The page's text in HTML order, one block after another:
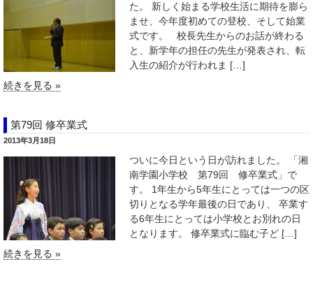
た。 新しく始まる学校生活に期待を膨ら
ませ、今年度初めての登校、そして始業
式です。 校長先生からのお話が終わる
と、新学年の担任の先生が発表され、転
入生の紹介が行われま […]
続きを見る »
第79回 修卒業式
2013年3月18日
ついに今日という日が訪れました。 「湘
南学園小学校 第79回 修卒業式」で
す。 1年生から5年生にとっては一つの区
切りとなる学年最後の日であり、 卒業す
る6年生にとっては小学校とお別れの日
となります。 修卒業式に臨む子ど […]
続きを見る »